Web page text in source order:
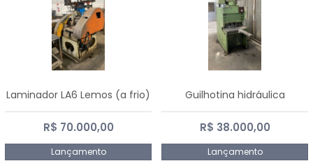
Laminador LA6 Lemos (a frio)
R$ 70.000,00
Lançamento
Guilhotina hidráulica
R$ 38.000,00
Lançamento